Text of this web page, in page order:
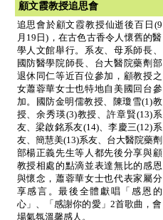
顧文霞教授追思會
追思會於顧文霞教授仙逝後百日(9
月19日)，在古色古香令人懷舊的醫
學人文館舉行。系友、母系師長、
國防醫學院師長、台大醫院藥劑部
退休同仁等近百位參加，顧教授之
女蕭蓉華女士也特地自美國回台參
加。國防金明儒教授、陳瓊雪(1)教
授、余秀瑛(3)教授、許章賢(13)系
友、梁啟銘系友(14)、李慶三(12)系
友、簡慧美(13)系友、台大醫院藥劑
部楊正義先生等人都先後分享與顧
教授相處的點滴並表達無比的感恩
與懷念，蕭蓉華女士也代表家屬分
享感言。最後全體獻唱「感恩的
心」、「感謝你的愛」2首歌曲，會
場氣氛溫馨感人。